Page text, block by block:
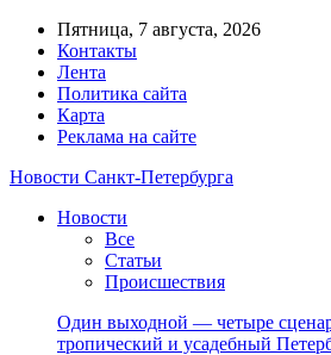
Пятница, 7 августа, 2026
Контакты
Лента
Политика сайта
Карта
Реклама на сайте
Новости Санкт-Петербурга
Новости
Все
Статьи
Происшествия
Один выходной — четыре
тропический и усадебный